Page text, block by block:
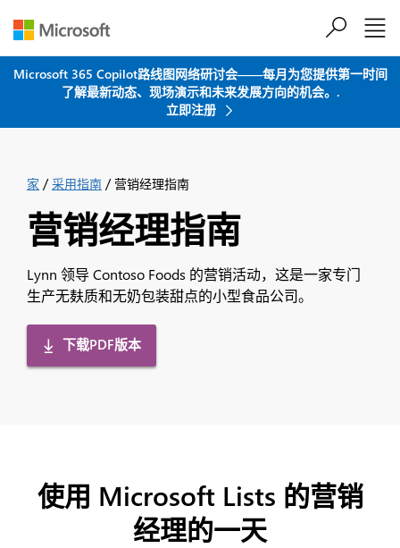
Microsoft 365 Copilot路线图网络研讨会——每月为您提供第一时间
了解最新动态、现场演示和未来发展方向的机会。.
立即注册
家 /采用指南 /营销经理指南
营销经理指南
Lynn 领导 Contoso Foods 的营销活动，这是一家专门
生产无麸质和无奶包装甜点的小型食品公司。
下载PDF版本
使用 Microsoft Lists 的营销
经理的一天